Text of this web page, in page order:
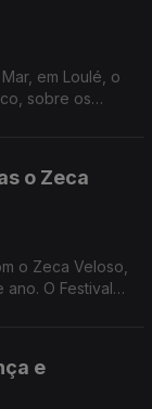
em Loulé, o
sobre os
o Zeca
o Zeca Veloso,
O Festival
e